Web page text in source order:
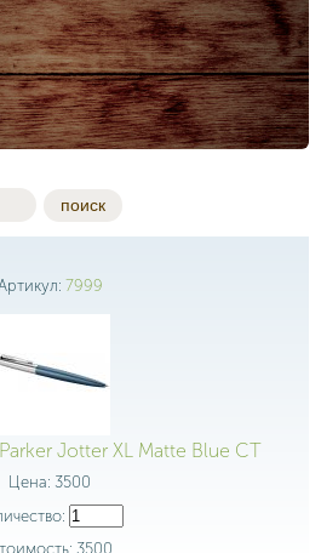
поиск
7999
Jotter XL Matte Blue CT
Цена: 3500
3500